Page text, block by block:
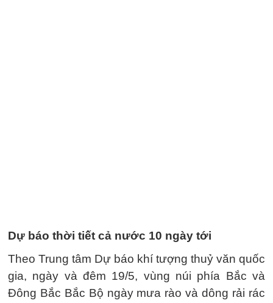
Dự báo thời tiết cả nước 10 ngày tới
Theo Trung tâm Dự báo khí tượng thuỷ văn quốc
gia, ngày và đêm 19/5, vùng núi phía Bắc và
Đông Bắc Bắc Bộ ngày mưa rào và dông rải rác